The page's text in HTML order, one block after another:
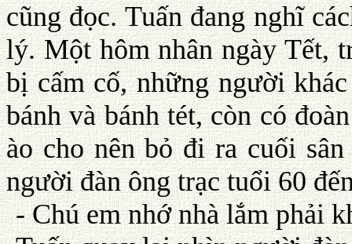
cũng đọc. Tuấn đang nghĩ
lý. Một hôm nhân ngày Tết,
bị cấm cố, những người
bánh và bánh tét, còn có
ào cho nên bỏ đi ra cuối
người đàn ông trạc tuổi 60
- Chú em nhớ nhà lắm phải